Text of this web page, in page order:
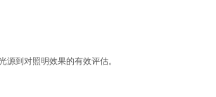
到对照明效果的有效评估。